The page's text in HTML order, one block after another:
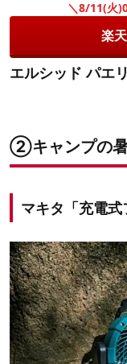
＼8/11(火
楽
エルシッド パエ
②キャンプの暑
マキタ「充電式